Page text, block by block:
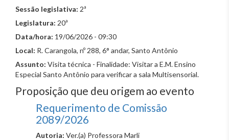
Sessão legislativa: 2ª
Legislatura: 20ª
Data/hora: 19/06/2026 - 09:30
Local: R. Carangola, nº 288, 6° andar, Santo Antônio
Assunto: Visita técnica - Finalidade: Visitar a E.M. Ensino
Especial Santo Antônio para verificar a sala Multisensorial.
Proposição que deu origem ao evento
Requerimento de Comissão
2089/2026
Autoria: Ver.(a) Professora Marli